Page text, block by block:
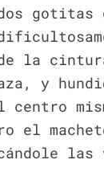
gotitas
la
y
centro
el
las